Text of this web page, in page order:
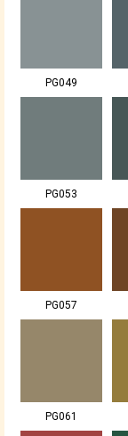
PG049
PG053
PG057
PG061